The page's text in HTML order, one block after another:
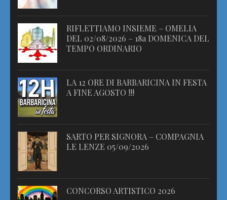
RIFLETTIAMO INSIEME – OMELIA
DEL 02/08/2026 – 18a DOMENICA DEL
TEMPO ORDINARIO
LA 12 ORE DI BARBARICINA IN FESTA
A FINE AGOSTO !!!
SARTO PER SIGNORA – COMPAGNIA
LE LENZE 05/09/2026
CONCORSO ARTISTICO 2026